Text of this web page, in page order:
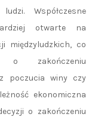
Współczesne
otwarte na
międzyludzkich, co
o zakończeniu
poczucia winy czy
ekonomiczna
o zakończeniu